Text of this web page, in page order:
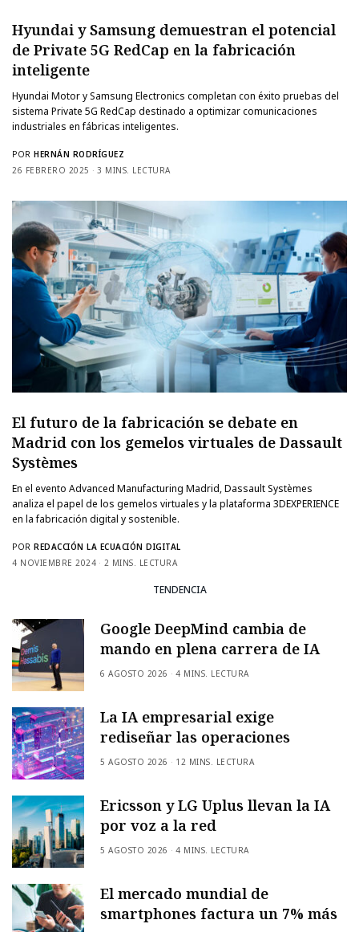
Hyundai y Samsung demuestran el potencial
de Private 5G RedCap en la fabricación
inteligente
Hyundai Motor y Samsung Electronics completan con éxito pruebas del
sistema Private 5G RedCap destinado a optimizar comunicaciones
industriales en fábricas inteligentes.
POR HERNÁN RODRÍGUEZ
26 FEBRERO 2025
3 MINS. LECTURA
El futuro de la fabricación se debate en
Madrid con los gemelos virtuales de Dassault
Systèmes
En el evento Advanced Manufacturing Madrid, Dassault Systèmes
analiza el papel de los gemelos virtuales y la plataforma 3DEXPERIENCE
en la fabricación digital y sostenible.
POR REDACCIÓN LA ECUACIÓN DIGITAL
4 NOVIEMBRE 2024
2 MINS. LECTURA
TENDENCIA
Google DeepMind cambia de
mando en plena carrera de IA
6 AGOSTO 2026 4 MINS. LECTURA
La IA empresarial exige
rediseñar las operaciones
5 AGOSTO 2026 12 MINS. LECTURA
Ericsson y LG Uplus llevan la IA
por voz a la red
5 AGOSTO 2026 4 MINS. LECTURA
El mercado mundial de
smartphones factura un 7% más